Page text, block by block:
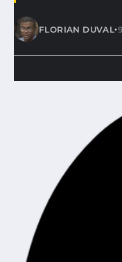
FLORIAN DUVAL•